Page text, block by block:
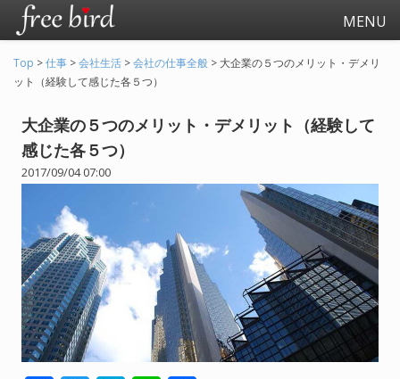
MENU
起業
会社生活
会社の仕事全般
会社の人間関係
退職関連
Top >仕事 >会社生活 >会社の仕事全般 > 大企業の５つのメリット・デメリ
ット（経験して感じた各５つ）
大企業の５つのメリット・デメリット（経験して
感じた各５つ）
2017/09/04 07:00